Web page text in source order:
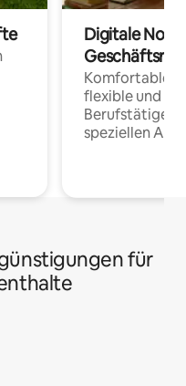
Digitale
Komfortable
flexible und
Berufstätige
speziellen
für